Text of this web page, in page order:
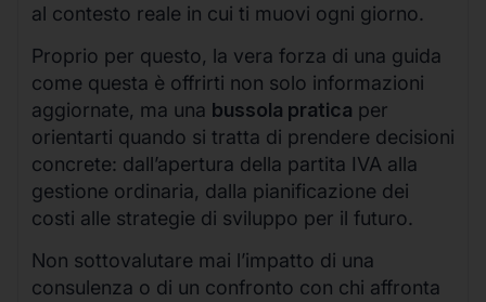
al contesto reale in cui ti muovi ogni giorno.
Proprio per questo, la vera forza di una guida
come questa è offrirti non solo informazioni
aggiornate, ma una bussola pratica per
orientarti quando si tratta di prendere decisioni
concrete: dall’apertura della partita IVA alla
gestione ordinaria, dalla pianificazione dei
costi alle strategie di sviluppo per il futuro.
Non sottovalutare mai l’impatto di una
consulenza o di un confronto con chi affronta